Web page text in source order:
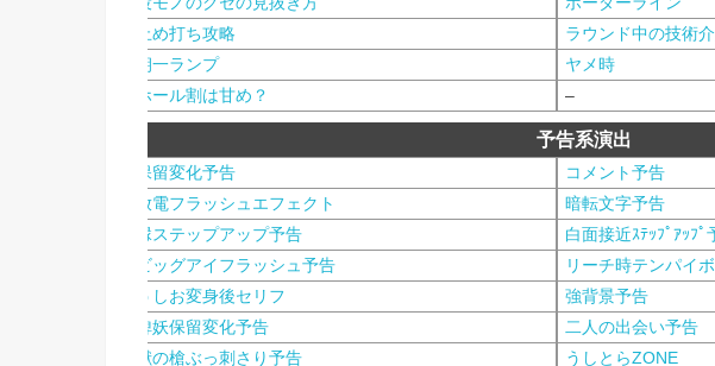
止め打ち攻略
ラウンド中の技術介
朝一ランプ
ヤメ時
ホール割は甘め？
–
予告系演出
保留変化予告
コメント予告
放電フラッシュエフェクト
暗転文字予告
縁ステップアップ予告
白面接近ｽﾃｯﾌﾟｱｯﾌﾟ
ビッグアイフラッシュ予告
リーチ時テンパイ
うしお変身後セリフ
強背景予告
婢妖保留変化予告
二人の出会い予告
獣の槍ぶっ刺さり予告
うしとらZONE